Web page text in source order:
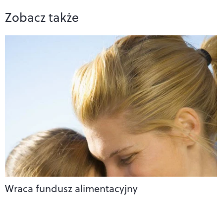
Zobacz także
Wraca fundusz alimentacyjny